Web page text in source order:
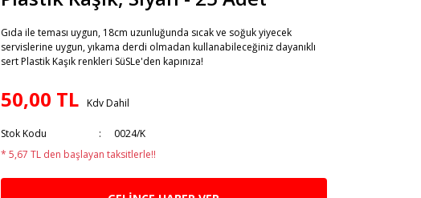
Gıda ile teması uygun, 18cm uzunluğunda sıcak ve soğuk yiyecek
servislerine uygun, yıkama derdi olmadan kullanabileceğiniz dayanıklı
sert Plastik Kaşık renkleri SüSLe'den kapınıza!
50,00 TL Kdv Dahil
Stok Kodu
0024/K
* 5,67 TL den başlayan taksitlerle!!